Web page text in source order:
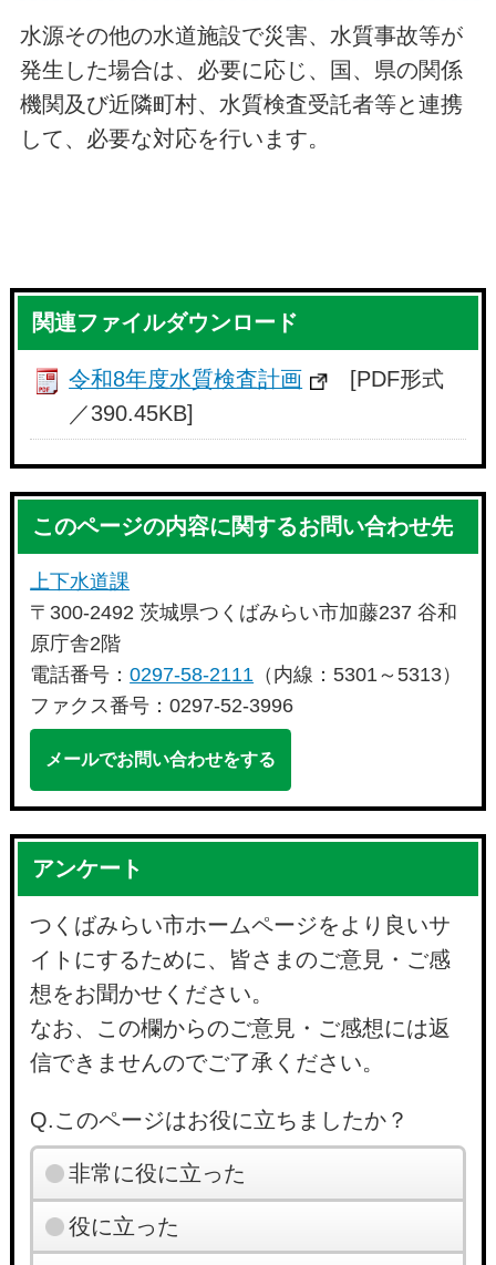
水源その他の水道施設で災害、水質事故等が
発生した場合は、必要に応じ、国、県の関係
機関及び近隣町村、水質検査受託者等と連携
して、必要な対応を行います。
関連ファイルダウンロード
令和8年度水質検査計画
[PDF形式
／390.45KB]
このページの内容に関するお問い合わせ先
上下水道課
〒300-2492 茨城県つくばみらい市加藤237 谷和
原庁舎2階
電話番号：0297-58-2111 （内線：5301～5313）
ファクス番号：0297-52-3996
メールでお問い合わせをする
アンケート
つくばみらい市ホームページをより良いサ
イトにするために、皆さまのご意見・ご感
想をお聞かせください。
なお、この欄からのご意見・ご感想には返
信できませんのでご了承ください。
Q.このページはお役に立ちましたか？
非常に役に立った
役に立った